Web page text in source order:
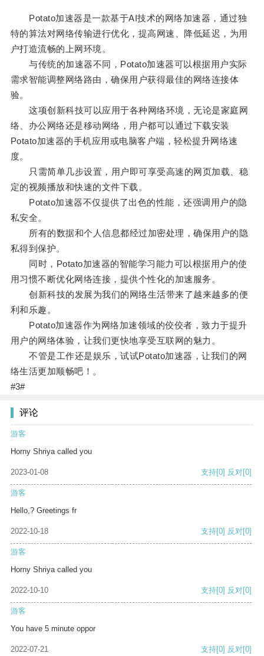
Potato加速器是一款基于AI技术的网络加速器，通过独
特的算法对网络传输进行优化，提高网速、降低延迟，为用
户打造流畅的上网环境。
与传统的加速器不同，Potato加速器可以根据用户实际
需求智能调整网络路由，确保用户获得最佳的网络连接体
验。
这项创新科技可以应用于各种网络环境，无论是家庭网
络、办公网络还是移动网络，用户都可以通过下载安装
Potato加速器的手机应用或电脑客户端，轻松提升网络速
度。
只需简单几步设置，用户即可享受高速的网页加载、稳
定的视频播放和快速的文件下载。
Potato加速器不仅提供了出色的性能，还强调用户的隐
私安全。
所有的数据和个人信息都经过加密处理，确保用户的隐
私得到保护。
同时，Potato加速器的智能学习能力可以根据用户的使
用习惯不断优化网络连接，提供个性化的加速服务。
创新科技的发展为我们的网络生活带来了越来越多的便
利和乐趣。
Potato加速器作为网络加速领域的佼佼者，致力于提升
用户的网络体验，让我们更快地享受互联网的魅力。
不管是工作还是娱乐，试试Potato加速器，让我们的网
络生活更加顺畅吧！。
#3#
评论
游客
Horny Shriya called you
2023-01-08 支持[0] 反对[0]
游客
Hello,? Greetings fr
2022-10-18 支持[0] 反对[0]
游客
Horny Shriya called you
2022-10-10 支持[0] 反对[0]
游客
You have 5 minute oppor
2022-07-21 支持[0] 反对[0]